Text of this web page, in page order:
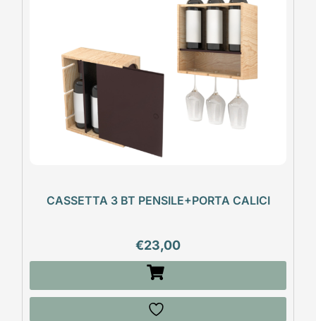
CASSETTA 3 BT PENSILE+PORTA CALICI
€23,00